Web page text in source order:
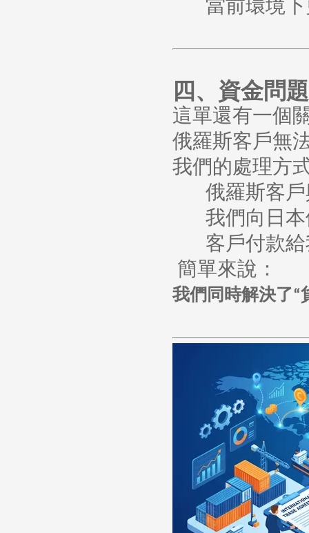
當前環境
四、資金問
這單還有一個
俄羅斯客戶無
我們的處理方
俄羅斯客
我們向日
客戶付款
簡單來說：
我們同時解決了“